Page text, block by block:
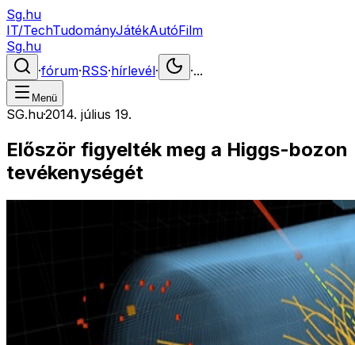
Sg.hu
IT/TechTudományJátékAutóFilm
Sg.hu
·fórum·RSS·hírlevél· ·...
Menü
SG.hu·2014. július 19.
Először figyelték meg a Higgs-bozon
tevékenységét